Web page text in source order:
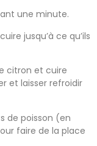
une minute.
jusqu’à ce qu’ils
citron et cuire
et laisser refroidir
de poisson (en
faire de la place